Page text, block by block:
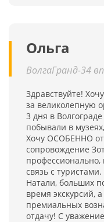
Ольга
ВолгаГранд-34
Здравствуйте!
за великолепную
3 дня в
побывали в
Хочу ОСОБЕННО
сопровождение
профессионально,
связь с
Натали, больших
время экскурсий,
премиальных
отдачу! С